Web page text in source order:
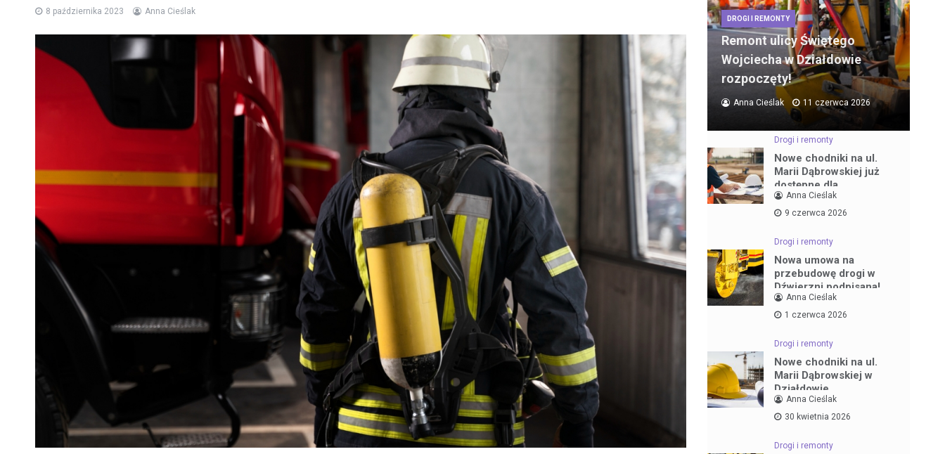
8 października 2023 Anna Cieślak
DROGI I REMONTY
Remont ulicy Świętego
Wojciecha w Działdowie
rozpoczęty!
Anna Cieślak 11 czerwca 2026
Drogi i remonty
Nowe chodniki na ul.
Marii Dąbrowskiej już
dostępne dla
mieszkańców
Anna Cieślak
9 czerwca 2026
Drogi i remonty
Nowa umowa na
przebudowę drogi w
Dźwierzni podpisana!
Anna Cieślak
1 czerwca 2026
Drogi i remonty
Nowe chodniki na ul.
Marii Dąbrowskiej w
Działdowie
Anna Cieślak
30 kwietnia 2026
Drogi i remonty